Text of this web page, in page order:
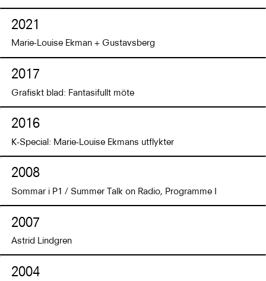
2021
Marie-Louise Ekman + Gustavsberg
2017
Grafiskt blad: Fantasifullt möte
2016
K-Special: Marie-Louise Ekmans utflykter
2008
Sommar i P1 / Summer Talk on Radio, Programme I
2007
Astrid Lindgren
2004